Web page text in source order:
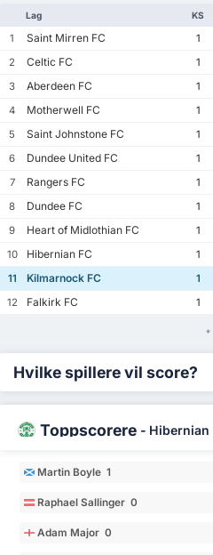
Lag KS
1 Saint Mirren FC 1
2
Celtic FC 1
3
Aberdeen FC 1
4
Motherwell FC 1
5
Saint Johnstone FC 1
6
Dundee United FC 1
7
Rangers FC 1
8
Dundee FC 1
9
Heart of Midlothian FC 1
10
Hibernian FC 1
11
Kilmarnock FC 1
12
Falkirk FC 1
*
Hvilke spillere vil score?
Toppscorere - Hibernian
Martin Boyle 1
Raphael Sallinger 0
Adam Major 0